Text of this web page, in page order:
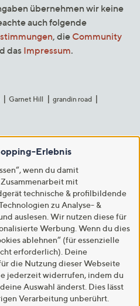
übernehmen wir keine
auch folgende
, die Community
das Impressum.
Garnet Hill
grandin road
Erlebnis
wenn du damit
mit
technische & profilbildende
zu Analyse- &
auslesen. Wir nutzen diese für
Werbung. Wenn du dies
ablehnen“ (für essenzielle
erforderlich). Deine
die Nutzung dieser Webseite
jederzeit widerrufen, indem du
Auswahl änderst. Dies lässt
Verarbeitung unberührt.